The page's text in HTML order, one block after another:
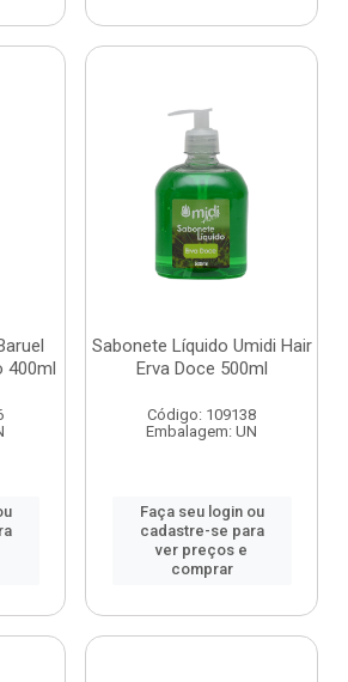
400ml
Sabonete Líquido Umidi Hair
Erva Doce 500ml
Código: 109138
Embalagem: UN
Faça seu login ou
cadastre-se para
ver preços e
comprar